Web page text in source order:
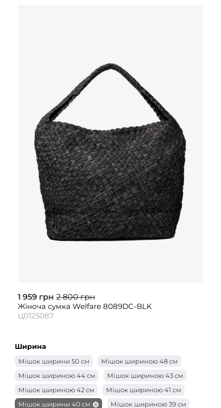
1 959 грн 2 800 грн
Жіноча сумка Welfare 8089DC-BLK
Ц0125087
Ширина
Мішок ширини 50 см
Мішок шириною 48 см
Мішок шириною 44 см
Мішок шириною 43 см
Мішок шириною 42 см
Мішок шириною 41 см
Мішок ширини 40 см
Мішок шириною 39 см